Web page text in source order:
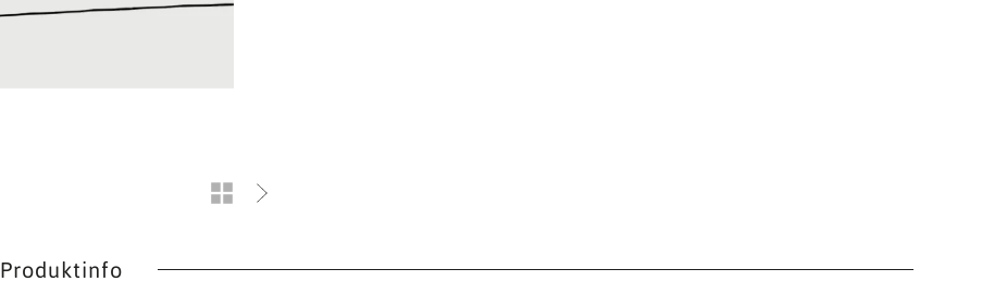
Produktinfo